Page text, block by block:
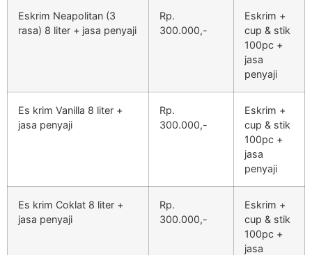
Eskrim Neapolitan (3
rasa) 8 liter + jasa penyaji
Rp.
300.000,-
Eskrim +
cup & stik
100pc +
jasa
penyaji
Es krim Vanilla 8 liter +
jasa penyaji
Rp.
300.000,-
Eskrim +
cup & stik
100pc +
jasa
penyaji
Es krim Coklat 8 liter +
jasa penyaji
Rp.
300.000,-
Eskrim +
cup & stik
100pc +
jasa